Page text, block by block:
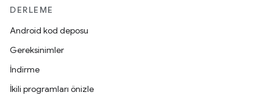
DERLEME
Android kod deposu
Gereksinimler
İndirme
İkili programları önizle